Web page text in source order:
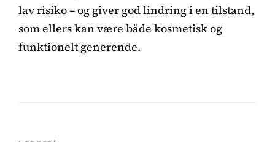
lav risiko – og giver god lindring i en tilstand,
som ellers kan være både kosmetisk og
funktionelt generende.